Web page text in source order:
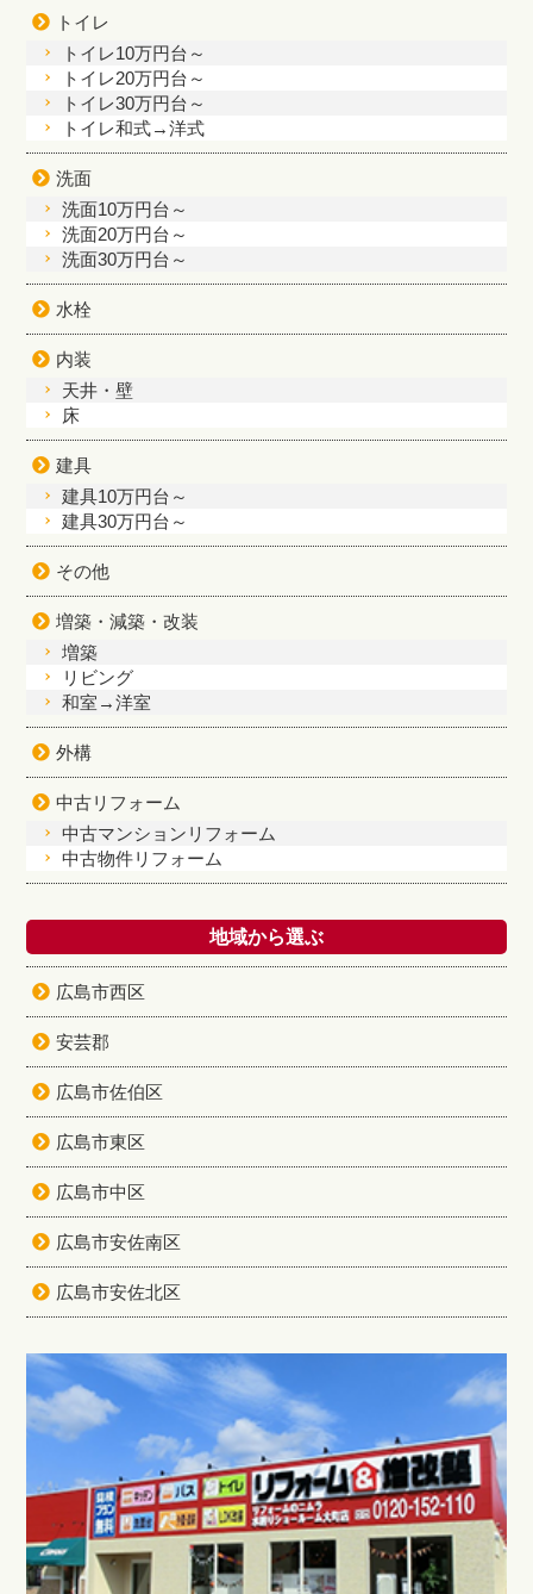
トイレ
トイレ10万円台～
トイレ20万円台～
トイレ30万円台～
トイレ和式→洋式
洗面
洗面10万円台～
洗面20万円台～
洗面30万円台～
水栓
内装
天井・壁
床
建具
建具10万円台～
建具30万円台～
その他
増築・減築・改装
増築
リビング
和室→洋室
外構
中古リフォーム
中古マンションリフォーム
中古物件リフォーム
地域から選ぶ
広島市西区
安芸郡
広島市佐伯区
広島市東区
広島市中区
広島市安佐南区
広島市安佐北区